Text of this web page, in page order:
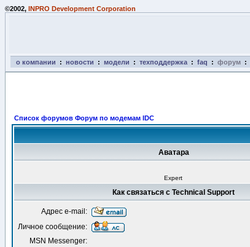
©2002, INPRO Development Corporation
о компании : новости : модели : техподдержка : faq : форум :
Список форумов Форум по модемам IDC
Аватара
Expert
Как связаться с Technical Support
Адрес e-mail:
Личное сообщение:
MSN Messenger: